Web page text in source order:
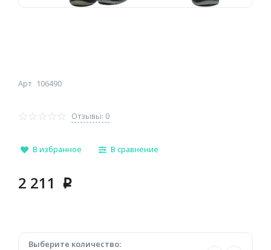
Арт 106490
Отзывы: 0
В избранное В сравнение
2 211 p
Выберите количество: